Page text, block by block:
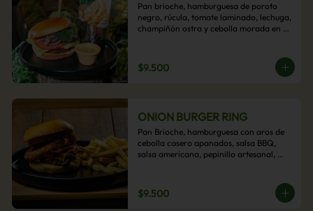
Pan brioche, hamburguesa de poroto
negro, rúcula, tomate laminado, lechuga,
champiñón ostra y cebolla morada en
$9.500
ONION BURGER RING
Pan Brioche, hamburguesa con aros de
cebolla casero apanados, salsa BBQ,
salsa americana, pepinillo artesanal,
papas fritas.
$9.500